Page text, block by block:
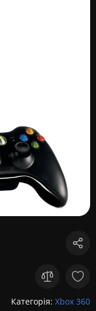
Категорія: Xbox 360